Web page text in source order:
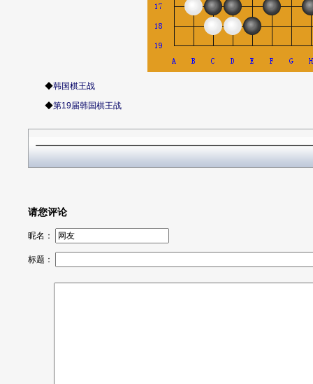
◆韩国棋王战
◆第19届韩国棋王战
请您评论
昵名：
标题：